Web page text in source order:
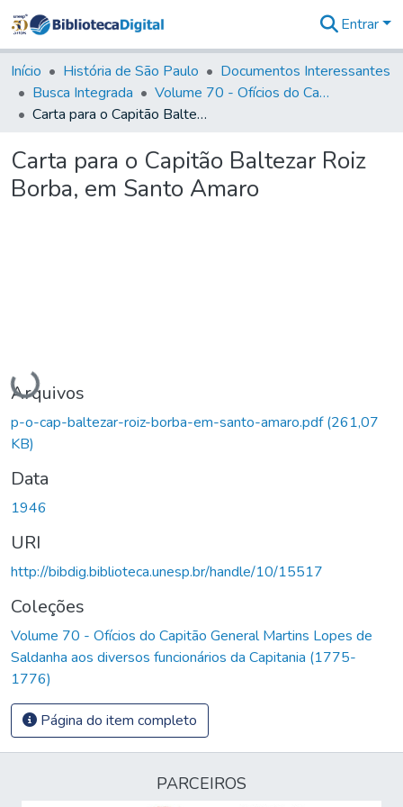
&
Coleções
Tudo na
Biblioteca
Estatísticas
Entrar
Início História de São Paulo
Documentos Interessantes
Busca Integrada
Volume 70 - Ofícios do Capitão General Martins Lopes de Saldanha aos diversos funcionários da Capitania (1775-1776)
Carta para o Capitão Baltezar Roiz Borba, em Santo Amaro
Carta para o Capitão Baltezar Roiz
Borba, em Santo Amaro
Carregando...
Arquivos
p-o-cap-baltezar-roiz-borba-em-santo-amaro.pdf(261,07
KB)
Data
1946
URI
http://bibdig.biblioteca.unesp.br/handle/10/15517
Coleções
Volume 70 - Ofícios do Capitão General Martins Lopes de
Saldanha aos diversos funcionários da Capitania (1775-
1776)
Página do item completo
PARCEIROS